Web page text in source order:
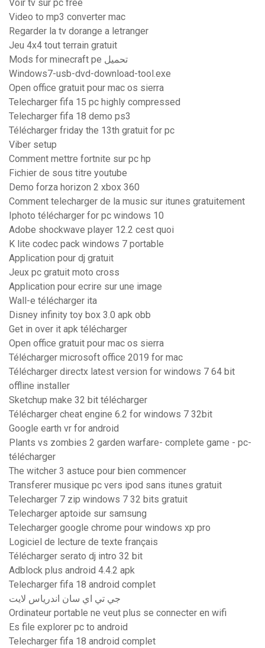
Voir tv sur pc free
Video to mp3 converter mac
Regarder la tv dorange a letranger
Jeu 4x4 tout terrain gratuit
Mods for minecraft pe تحميل
Windows7-usb-dvd-download-tool.exe
Open office gratuit pour mac os sierra
Telecharger fifa 15 pc highly compressed
Telecharger fifa 18 demo ps3
Télécharger friday the 13th gratuit for pc
Viber setup
Comment mettre fortnite sur pc hp
Fichier de sous titre youtube
Demo forza horizon 2 xbox 360
Comment telecharger de la music sur itunes gratuitement
Iphoto télécharger for pc windows 10
Adobe shockwave player 12.2 cest quoi
K lite codec pack windows 7 portable
Application pour dj gratuit
Jeux pc gratuit moto cross
Application pour ecrire sur une image
Wall-e télécharger ita
Disney infinity toy box 3.0 apk obb
Get in over it apk télécharger
Open office gratuit pour mac os sierra
Télécharger microsoft office 2019 for mac
Télécharger directx latest version for windows 7 64 bit
offline installer
Sketchup make 32 bit télécharger
Télécharger cheat engine 6.2 for windows 7 32bit
Google earth vr for android
Plants vs zombies 2 garden warfare- complete game - pc-
télécharger
The witcher 3 astuce pour bien commencer
Transferer musique pc vers ipod sans itunes gratuit
Telecharger 7 zip windows 7 32 bits gratuit
Telecharger aptoide sur samsung
Telecharger google chrome pour windows xp pro
Logiciel de lecture de texte français
Télécharger serato dj intro 32 bit
Adblock plus android 4.4.2 apk
Telecharger fifa 18 android complet
جي تي اي سان اندرياس لايت
Ordinateur portable ne veut plus se connecter en wifi
Es file explorer pc to android
Telecharger fifa 18 android complet